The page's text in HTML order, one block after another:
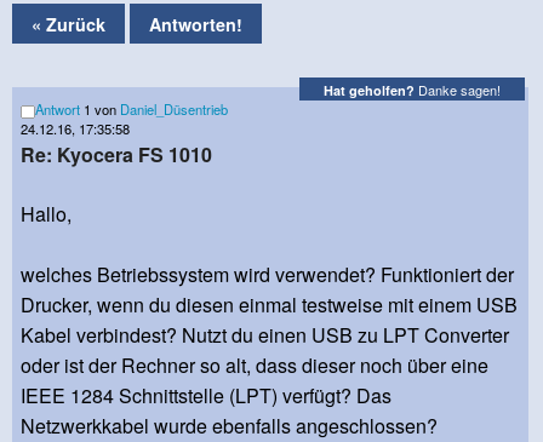
« Zurück Antworten!
Hat geholfen? Danke sagen!
Antwort 1 von Daniel_Düsentrieb
24.12.16, 17:35:58
Re: Kyocera FS 1010
Hallo,
welches Betriebssystem wird verwendet? Funktioniert der
Drucker, wenn du diesen einmal testweise mit einem USB
Kabel verbindest? Nutzt du einen USB zu LPT Converter
oder ist der Rechner so alt, dass dieser noch über eine
IEEE 1284 Schnittstelle (LPT) verfügt? Das
Netzwerkkabel wurde ebenfalls angeschlossen?